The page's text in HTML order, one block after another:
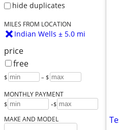
hide duplicates
MILES FROM LOCATION
Indian Wells ± 5.0 mi
price
free
$ – $
MONTHLY PAYMENT
$ -$
MAKE AND MODEL